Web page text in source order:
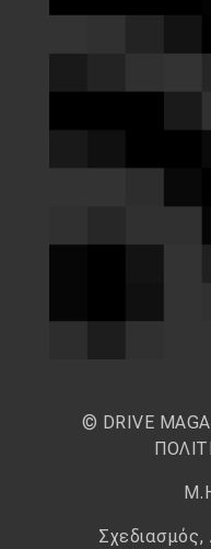
© DRIVE
Σχεδιασμός,